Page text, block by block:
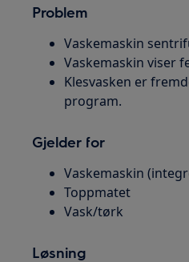
Problem
Vaskemaskin
Vaskemaskin viser
Klesvasken er
program.
Gjelder for
Vaskemaskin
Toppmatet
Vask/tørk
Løsning